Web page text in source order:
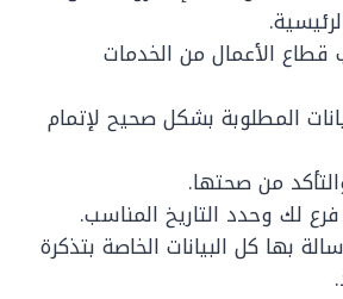
الأعمال من الخدمات
المطلوبة بشكل صحيح لإتمام
من صحتها.
لك وحدد التاريخ المناسب.
بها كل البيانات الخاصة بتذكرة